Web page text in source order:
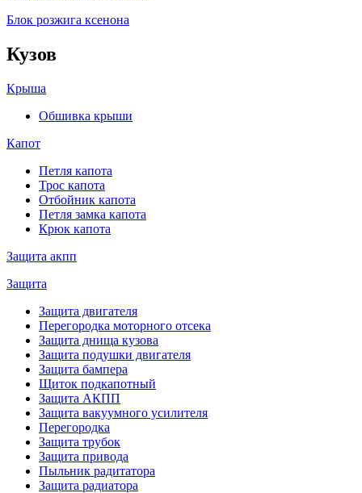
Блок розжига ксенона
Кузов
Крыша
Обшивка крыши
Капот
Петля капота
Трос капота
Отбойник капота
Петля замка капота
Крюк капота
Защита акпп
Защита
Защита двигателя
Перегородка моторного отсека
Защита днища кузова
Защита подушки двигателя
Защита бампера
Щиток подкапотный
Защита АКПП
Защита вакуумного усилителя
Перегородка
Защита трубок
Защита привода
Пыльник радитатора
Защита радиатора